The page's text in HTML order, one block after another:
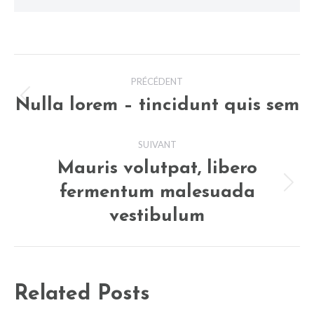
Navigation
article
PRÉCÉDENT
Article
:
Nulla lorem – tincidunt quis sem
SUIVANT
Article
suivant
Mauris volutpat, libero
fermentum malesuada
vestibulum
Related Posts